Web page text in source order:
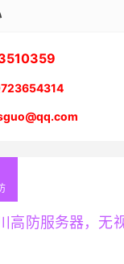
高防服务器，无